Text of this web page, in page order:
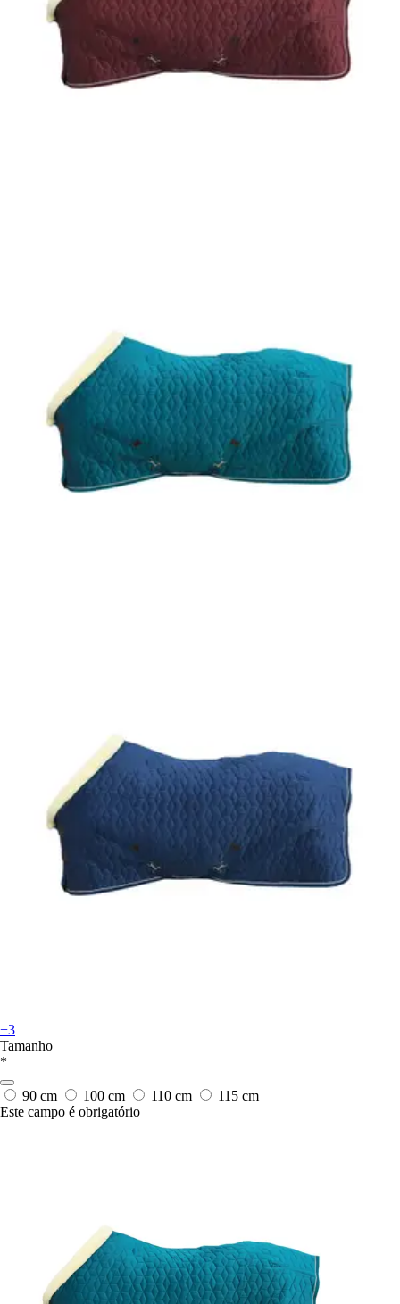
+3
Tamanho
*
90 cm 100 cm 110 cm
115 cm
Este campo é obrigatório